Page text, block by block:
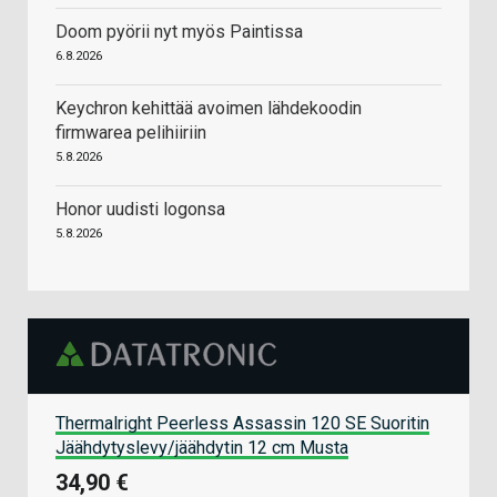
Doom pyörii nyt myös Paintissa
6.8.2026
Keychron kehittää avoimen lähdekoodin
firmwarea pelihiiriin
5.8.2026
Honor uudisti logonsa
5.8.2026
Thermalright Peerless Assassin 120 SE Suoritin
Jäähdytyslevy/jäähdytin 12 cm Musta
34,90 €